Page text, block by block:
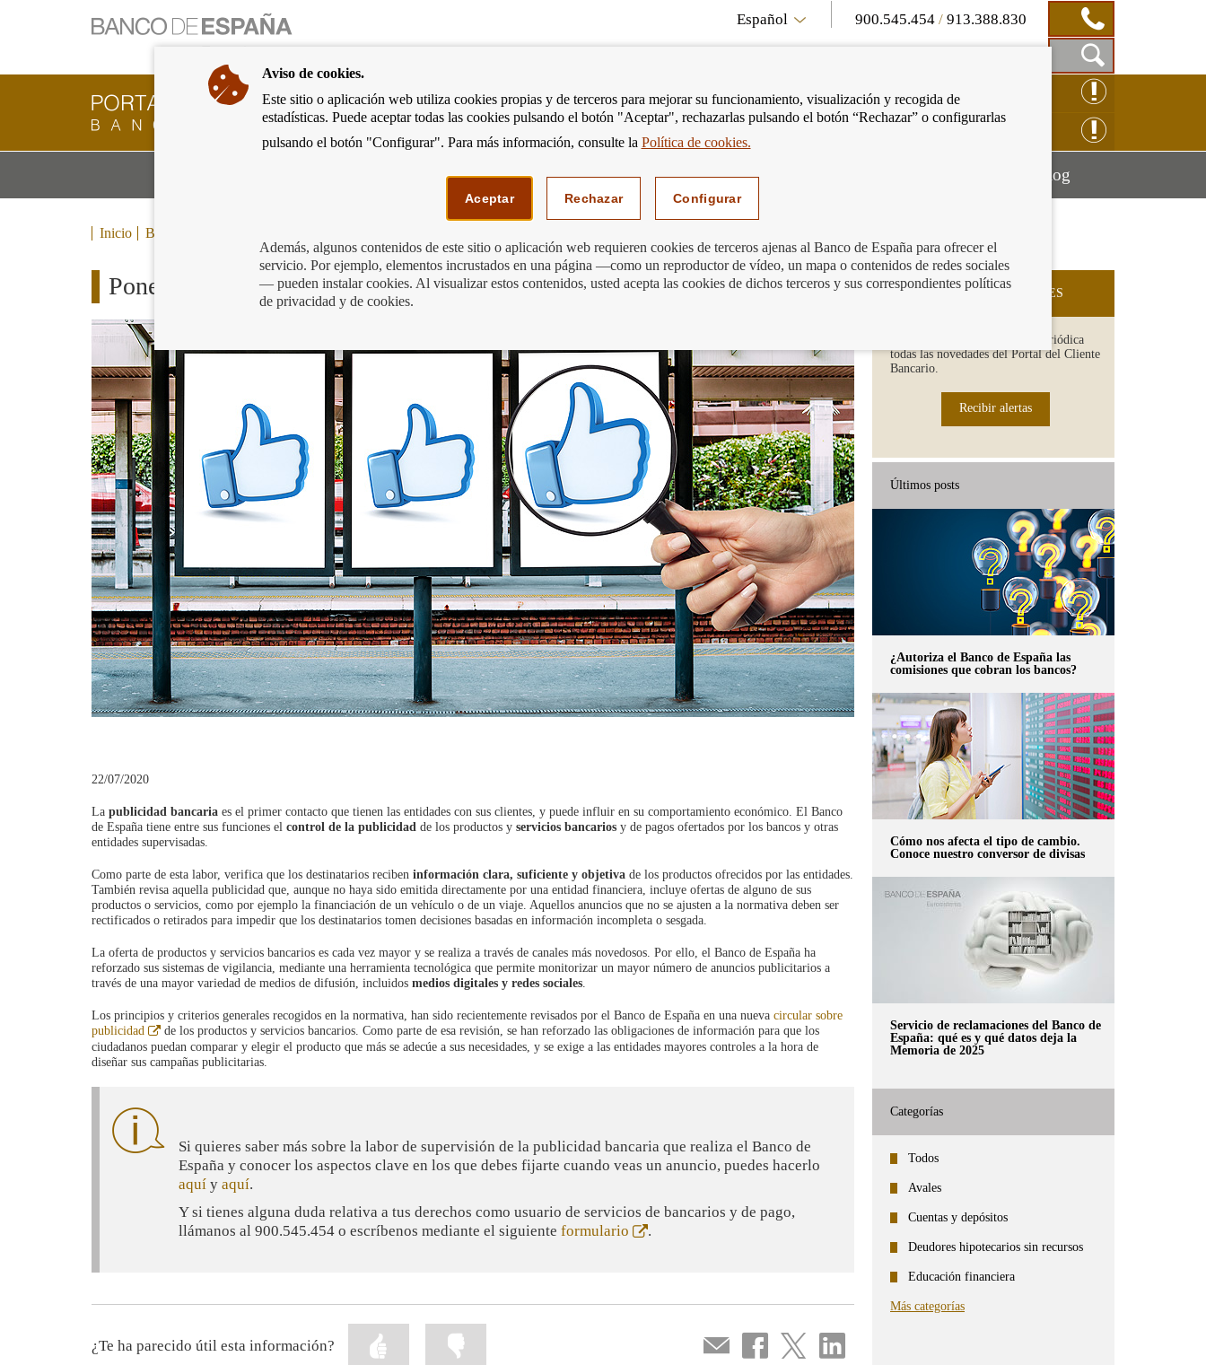
Ir
a
página
de
inicio
del
Español 900.545.454 /913.388.830
Mostrar
Caja
de
Búsqueda
Cliente
Bancario
Banco
ir
a
RECLAMACIÓN ONLINE
Podemos ayudarte Mostrar
menú
BlogMostrar
Inicio Blog
Ponemos la lupa en los anuncios bancarios: la transparencia es clave
22/07/2020
La publicidad bancaria es el primer contacto que tienen las entidades con sus clientes, y puede influir en su comportamiento económico. El Banco
de España tiene entre sus funciones el control de la publicidad de los productos y servicios bancarios y de pagos ofertados por los bancos y otras
entidades supervisadas.
Como parte de esta labor, verifica que los destinatarios reciben información clara, suficiente y objetiva de los productos ofrecidos por las entidades.
También revisa aquella publicidad que, aunque no haya sido emitida directamente por una entidad financiera, incluye ofertas de alguno de sus
productos o servicios, como por ejemplo la financiación de un vehículo o de un viaje. Aquellos anuncios que no se ajusten a la normativa deben ser
rectificados o retirados para impedir que los destinatarios tomen decisiones basadas en información incompleta o sesgada.
La oferta de productos y servicios bancarios es cada vez mayor y se realiza a través de canales más novedosos. Por ello, el Banco de España ha
reforzado sus sistemas de vigilancia, mediante una herramienta tecnológica que permite monitorizar un mayor número de anuncios publicitarios a
través de una mayor variedad de medios de difusión, incluidos medios digitales y redes sociales.
Los principios y criterios generales recogidos en la normativa, han sido recientemente revisados por el Banco de España en una nueva circular sobre
publicidad
Abre
en
ventana
nueva
de los productos y servicios bancarios. Como parte de esa revisión, se han reforzado las obligaciones de información para que los
ciudadanos puedan comparar y elegir el producto que más se adecúe a sus necesidades, y se exige a las entidades mayores controles a la hora de
diseñar sus campañas publicitarias.
Si quieres saber más sobre la labor de supervisión de la publicidad bancaria que realiza el Banco de
España y conocer los aspectos clave en los que debes fijarte cuando veas un anuncio, puedes hacerlo
aquí y aquí.
Y si tienes alguna duda relativa a tus derechos como usuario de servicios de bancarios y de pago,
llámanos al 900.545.454 o escríbenos mediante el siguiente formulario
Abre
.
Compartir
por
Compartir
en
Compartir
en
Compartir
en
¿Te ha parecido útil esta información?
Marcar
SUSCRIPCIÓN A NOVEDADES
Recibe en tu email de forma periódica
todas las novedades del Portal del Cliente
Bancario.
Recibir alertas
Últimos posts
¿Autoriza el Banco de España las
comisiones que cobran los bancos?
Cómo nos afecta el tipo de cambio.
Conoce nuestro conversor de divisas
Servicio de reclamaciones del Banco de
España: qué es y qué datos deja la
Memoria de 2025
Categorías
Todos
Avales
Cuentas y depósitos
Deudores hipotecarios sin recursos
Educación financiera
Más categorías
Aviso de cookies.
Este sitio o aplicación web utiliza cookies propias y de terceros para mejorar su funcionamiento, visualización y recogida de
estadísticas. Puede aceptar todas las cookies pulsando el botón "Aceptar", rechazarlas pulsando el botón “Rechazar” o configurarlas
pulsando el botón "Configurar". Para más información, consulte la Política de cookies.
Aceptar Rechazar Configurar
Además, algunos contenidos de este sitio o aplicación web requieren cookies de terceros ajenas al Banco de España para ofrecer el
servicio. Por ejemplo, elementos incrustados en una página —como un reproductor de vídeo, un mapa o contenidos de redes sociales
— pueden instalar cookies. Al visualizar estos contenidos, usted acepta las cookies de dichos terceros y sus correspondientes políticas
de privacidad y de cookies.